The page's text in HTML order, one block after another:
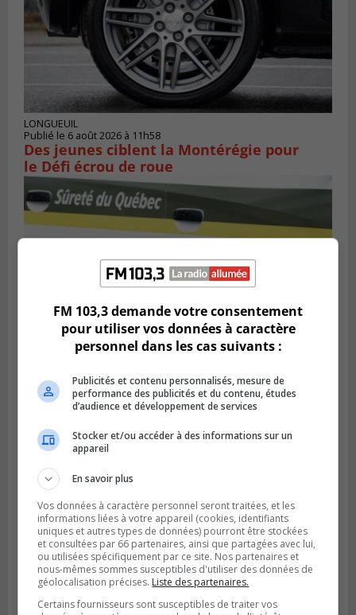
LONGUEUIL
Publié le 6 août 2026 à 11h58
Des jeunes ciblent la Montérégie pour
le Défi écrou de roue
Publié le 6 août 2026 à 05h39
La grenade du camping du lac Cristal était
inoffensive
FM 103,3 demande votre consentement
pour utiliser vos données à caractère
personnel dans les cas suivants :
Publicités et contenu personnalisés, mesure de
performance des publicités et du contenu, études
d’audience et développement de services
Stocker et/ou accéder à des informations sur un
appareil
En savoir plus
Vos données à caractère personnel seront traitées, et les
informations liées à votre appareil (cookies, identifiants
uniques et autres types de données) pourront être stockées
et consultées par 66 partenaires, ainsi que partagées avec lui,
ou utilisées spécifiquement par ce site. Nos partenaires et
nous-mêmes sommes susceptibles d'utiliser des données de
géolocalisation précises. Liste des partenaires.
Certains fournisseurs sont susceptibles de traiter vos